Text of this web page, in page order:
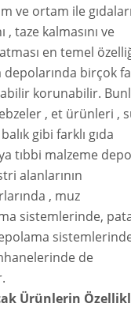
ve ortam ile
, taze kalmasını ve
en temel
depolarında birçok
korunabilir.
, et ürünleri ,
gibi farklı gıda
tıbbi malzeme
alanlarının
, muz
sistemlerinde,
de
Ürünlerin